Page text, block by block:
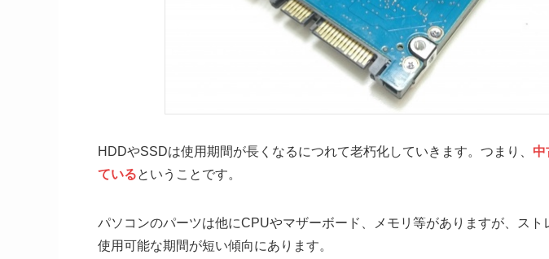
HDDやSSDは使用期間が長くなるにつれて老朽化していきます。つまり、 中
ているということです。
パソコンのパーツは他にCPUやマザーボード、メモリ等がありますが、スト
使用可能な期間が短い傾向にあります。